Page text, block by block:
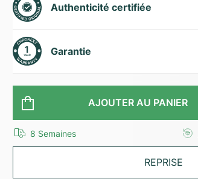
Authenticité certifiée
Garantie
AJOUTER AU PANIER
8 Semaines
REPRISE